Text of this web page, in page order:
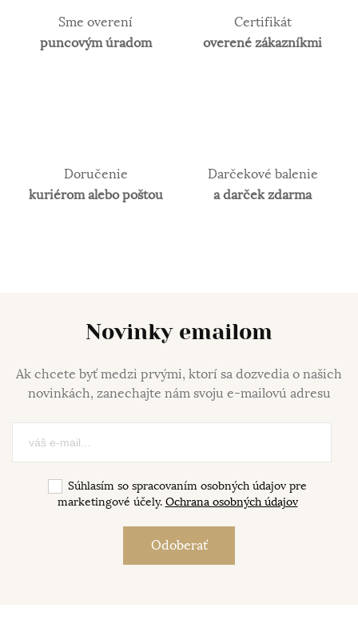
Sme overení
puncovým úradom
Certifikát
overené zákazníkmi
Doručenie
kuriérom alebo poštou
Darčekové balenie
a darček zdarma
Novinky emailom
Ak chcete byť medzi prvými, ktorí sa dozvedia o našich
novinkách, zanechajte nám svoju e-mailovú adresu
Súhlasím so spracovaním osobných údajov pre
marketingové účely. Ochrana osobných údajov